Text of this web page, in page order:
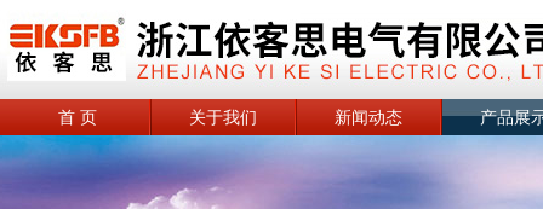
首 页 关于我们 新闻动态 产品展